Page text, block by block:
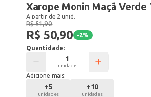
Xarope Monin Maçã Verde
A partir de 2 unid.
R$ 51,90
R$ 50,90 -2%
Quantidade:
unidade
Adicione mais:
+5
unidades
+10
unidades